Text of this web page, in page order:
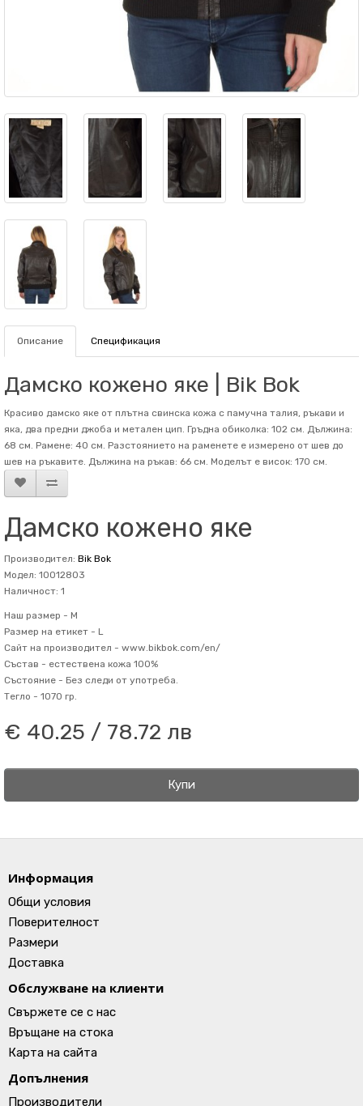
Описание Спецификация
Дамско кожено яке | Bik Bok
Красиво дамско яке от плътна свинска кожа с памучна талия, ръкави и
яка, два предни джоба и метален цип. Гръдна обиколка: 102 см. Дължина:
68 см. Рамене: 40 см. Разстоянието на раменете е измерено от шев до
шев на ръкавите. Дължина на ръкав: 66 см. Mоделът е висок: 170 см.
Дамско кожено яке
Производител: Bik Bok
Модел: 10012803
Наличност: 1
Наш размер - M
Размер на етикет - L
Сайт на производител - www.bikbok.com/en/
Състав - естествена кожа 100%
Състояние - Без следи от употреба.
Тегло - 1070 гр.
€ 40.25 / 78.72 лв
Купи
Информация
Общи условия
Поверителност
Размери
Доставка
Обслужване на клиенти
Свържете се с нас
Връщане на стока
Карта на сайта
Допълнения
Производители